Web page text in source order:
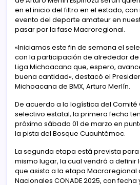
en el inicio del filtro en el estado,
evento del deporte amateur en
pasar por la fase Macroregional.
«Iniciamos este fin de semana el
con la participación de alrededor de
Liga Michoacana que, espero,
buena cantidad», destacó el
Michoacana de BMX, Arturo Merlín.
De acuerdo a la logística del Comité
selectivo estatal, la primera fecha
próximo sábado 01 de marzo en
la pista del Bosque Cuauhtémoc.
La segunda etapa está prevista
mismo lugar, la cual vendrá a definir
que asista a la etapa Macroregional
Nacionales CONADE 2025, con